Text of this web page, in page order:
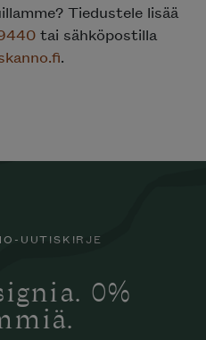
Tiedustele lisää
tai sähköpostilla
.
UUTISKIRJE
0%